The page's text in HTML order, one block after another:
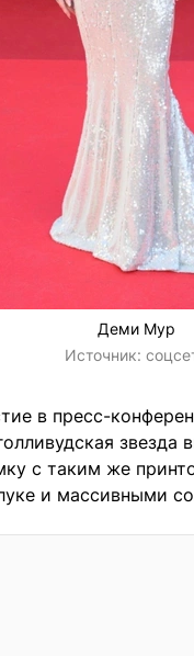
Деми Мур
Источник:
в пресс-
звезда
с таким же
и массивными